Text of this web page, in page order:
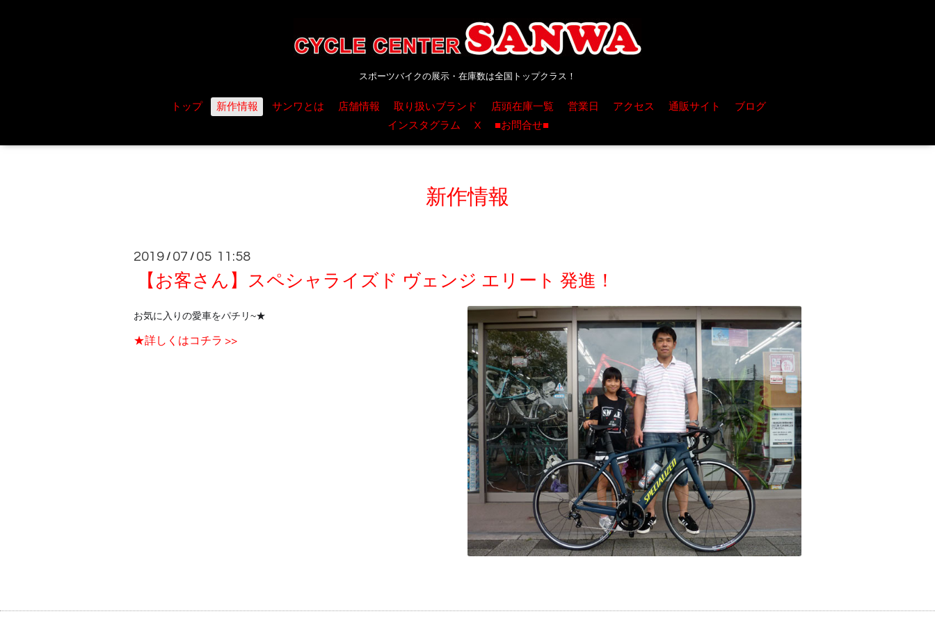
スポーツバイクの展示・在庫数は全国トップクラス！
トップ 新作情報 サンワとは 店舗情報 取り扱いブランド 店頭在庫一覧 営業日 アクセス 通販サイト
ブログ
インスタグラム
X ■お問合せ■
新作情報
2019 / 07 / 05 11:58
【お客さん】スペシャライズド ヴェンジ エリート 発進！
お気に入りの愛車をパチリ~★
★詳しくはコチラ >>